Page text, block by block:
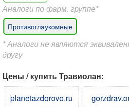
Аналоги по фарм. группе*
Противоглаукомные
* Аналоги не являются
другу
Цены / купить Травиолан:
planetazdorovo.ru